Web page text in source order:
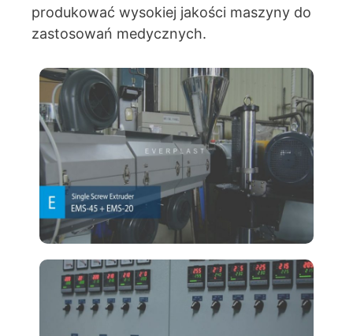
produkować wysokiej jakości maszyny do
zastosowań medycznych.